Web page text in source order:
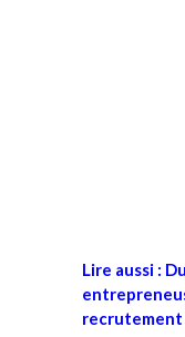
Lire aussi :
recrutement